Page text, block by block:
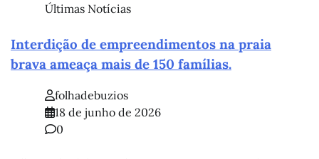
Últimas Notícias
Interdição de empreendimentos na praia
brava ameaça mais de 150 famílias.
folhadebuzios
18 de junho de 2026
0